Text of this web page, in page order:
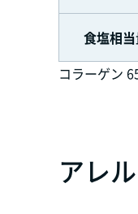
食塩相
コラーゲン
アレ